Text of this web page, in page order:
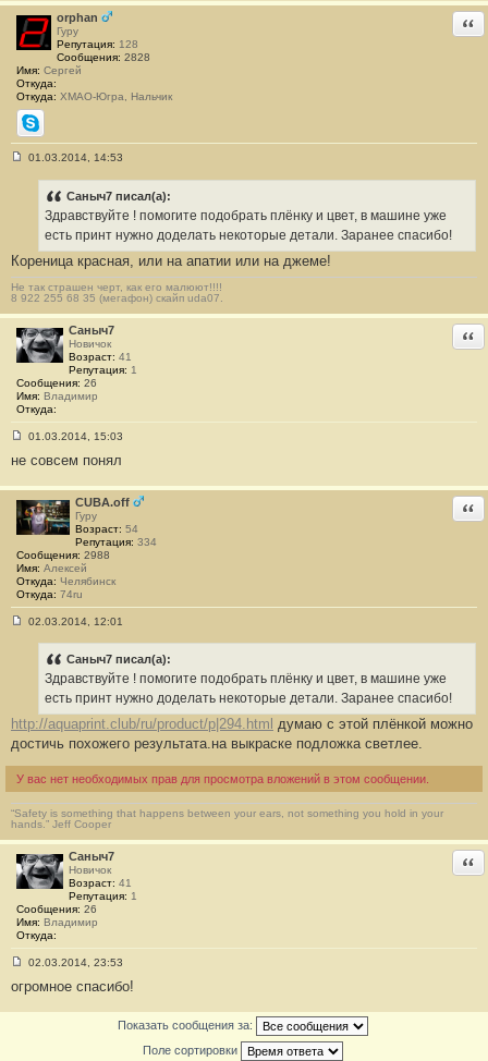
е
#
2
6
orphan
Гуру
Репутация: 128
Сообщения: 2828
Имя: Сергей
Откуда:
Откуда: ХМАО-Югра, Нальчик
Skype
и
е
#
2
7
01.03.2014, 14:53
Сaныч7 писал(а):
Здравствуйте ! помогите подобрать плёнку и цвет, в машине уже
есть принт нужно доделать некоторые детали. Заранее спасибо!
Кореница красная, или на апатии или на джеме!
Не так страшен черт, как его малюют!!!!
8 922 255 68 35 (мегафон) скайп uda07.
Сaныч7
Новичок
Возраст: 41
Репутация: 1
Сообщения: 26
Имя: Владимир
Откуда:
о
б
щ
е
н
и
е
#
2
8
01.03.2014, 15:03
не совсем понял
CUBA.off
Гуру
Возраст: 54
Репутация: 334
Сообщения: 2988
Имя: Алексей
Откуда: Челябинск
Откуда: 74ru
и
е
#
9
02.03.2014, 12:01
Сaныч7 писал(а):
Здравствуйте ! помогите подобрать плёнку и цвет, в машине уже
есть принт нужно доделать некоторые детали. Заранее спасибо!
http://aquaprint.club/ru/product/p|294.html думаю с этой плёнкой можно
достичь похожего результата.на выкраске подложка светлее.
У вас нет необходимых прав для просмотра вложений в этом сообщении.
“Safety is something that happens between your ears, not something you hold in your
hands.” Jeff Cooper
Сaныч7
Новичок
Возраст: 41
Репутация: 1
Сообщения: 26
Имя: Владимир
Откуда:
о
о
б
02.03.2014, 23:53
огромное спасибо!
Показать сообщения за:
Поле сортировки